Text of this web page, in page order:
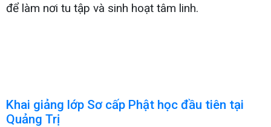
để làm nơi tu tập và sinh hoạt tâm linh.
Khai giảng lớp Sơ cấp Phật học đầu tiên tại
Quảng Trị